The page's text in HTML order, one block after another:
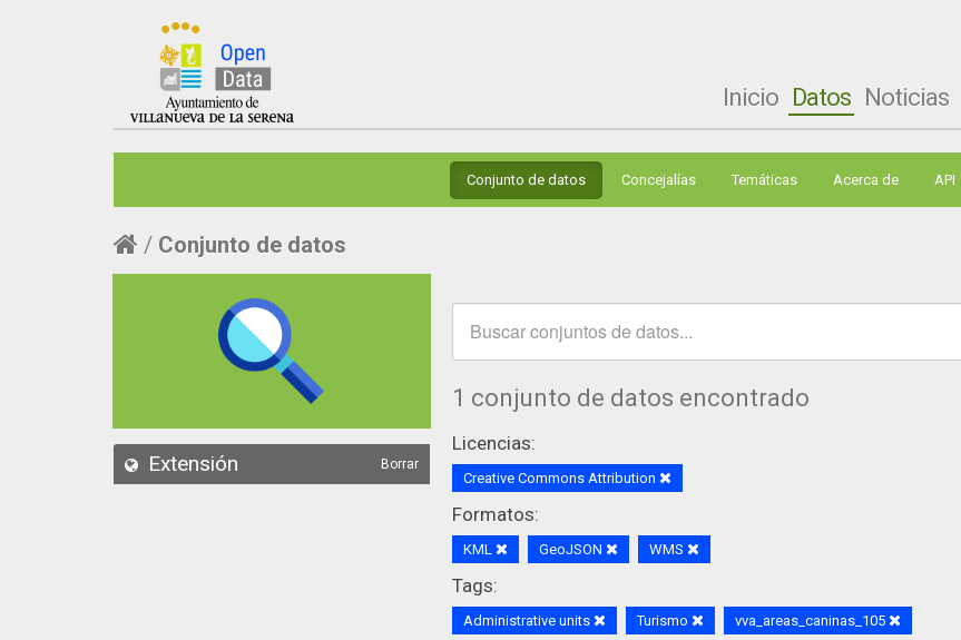
Inicio Datos Noticias
Conjunto de datos Concejalías Temáticas Acerca de API
Conjunto de datos
Extensión Borrar
1 conjunto de datos encontrado
Licencias:
Creative Commons Attribution
Formatos:
KML GeoJSON WMS
Tags:
Administrative units Turismo vva_areas_caninas_105